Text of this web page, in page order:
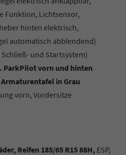
Funktion, Lichtsensor,
hinten elektrisch,
automatisch abblendend)
und Startsystem)
ParkPilot vorn und hinten
in Grau
vorn, Vordersitze
Reifen 185/65 R15 88H, ESP,